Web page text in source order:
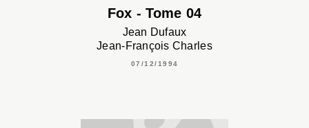
Fox - Tome 04
Jean Dufaux
Jean-François Charles
07/12/1994